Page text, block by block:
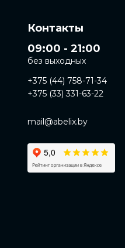
Контакты
09:00 - 21:00
без выходных
+375 (44) 758-71-34
+375 (33) 331-63-22
mail@abelix.by